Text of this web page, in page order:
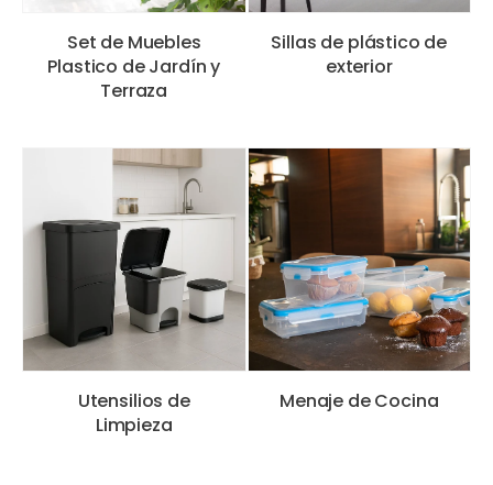
Set de Muebles
Plastico de Jardín y
Terraza
Sillas de plástico de
exterior
Utensilios de
Limpieza
Menaje de Cocina